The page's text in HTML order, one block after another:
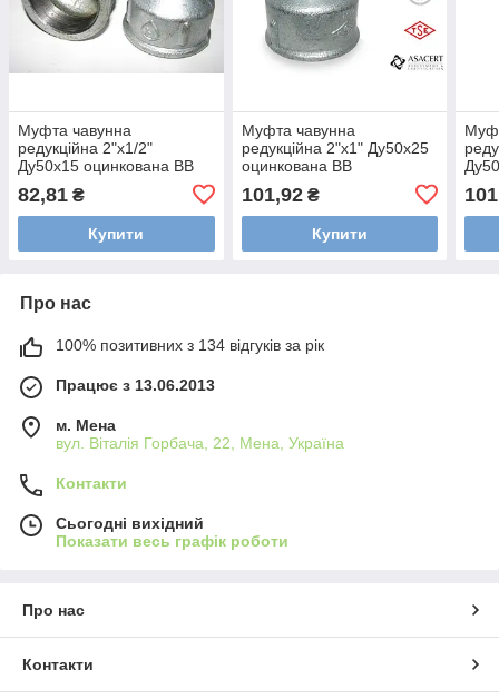
Муфта чавунна
редукційна 2"х1/2"
Ду50х15 оцинкована ВВ
82,81 ₴
Купити
Муфта чавунна
редукційна 2"х1" Ду50х25
оцинкована ВВ
101,92₴
Купити
Про нас
100% позитивних з 134 відгуків за рік
Працює з 13.06.2013
м. Мена
вул. Віталія Горбача, 22, Мена, Україна
Контакти
Сьогодні вихідний
Показати весь графік роботи
Про нас
Контакти